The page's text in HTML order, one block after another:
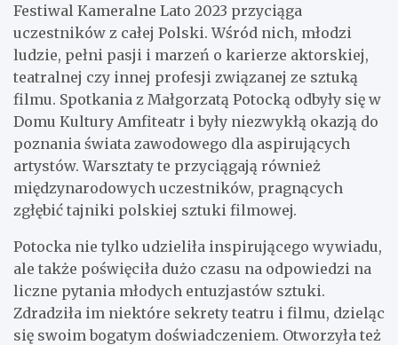
Festiwal Kameralne Lato 2023 przyciąga
uczestników z całej Polski. Wśród nich, młodzi
ludzie, pełni pasji i marzeń o karierze aktorskiej,
teatralnej czy innej profesji związanej ze sztuką
filmu. Spotkania z Małgorzatą Potocką odbyły się w
Domu Kultury Amfiteatr i były niezwykłą okazją do
poznania świata zawodowego dla aspirujących
artystów. Warsztaty te przyciągają również
międzynarodowych uczestników, pragnących
zgłębić tajniki polskiej sztuki filmowej.
Potocka nie tylko udzieliła inspirującego wywiadu,
ale także poświęciła dużo czasu na odpowiedzi na
liczne pytania młodych entuzjastów sztuki.
Zdradziła im niektóre sekrety teatru i filmu, dzieląc
się swoim bogatym doświadczeniem. Otworzyła też